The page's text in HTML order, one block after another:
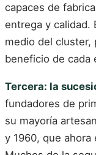
capaces de
entrega y calidad.
medio del cluster,
beneficio de cada
Tercera: la
fundadores de
su mayoría
y 1960, que ahora